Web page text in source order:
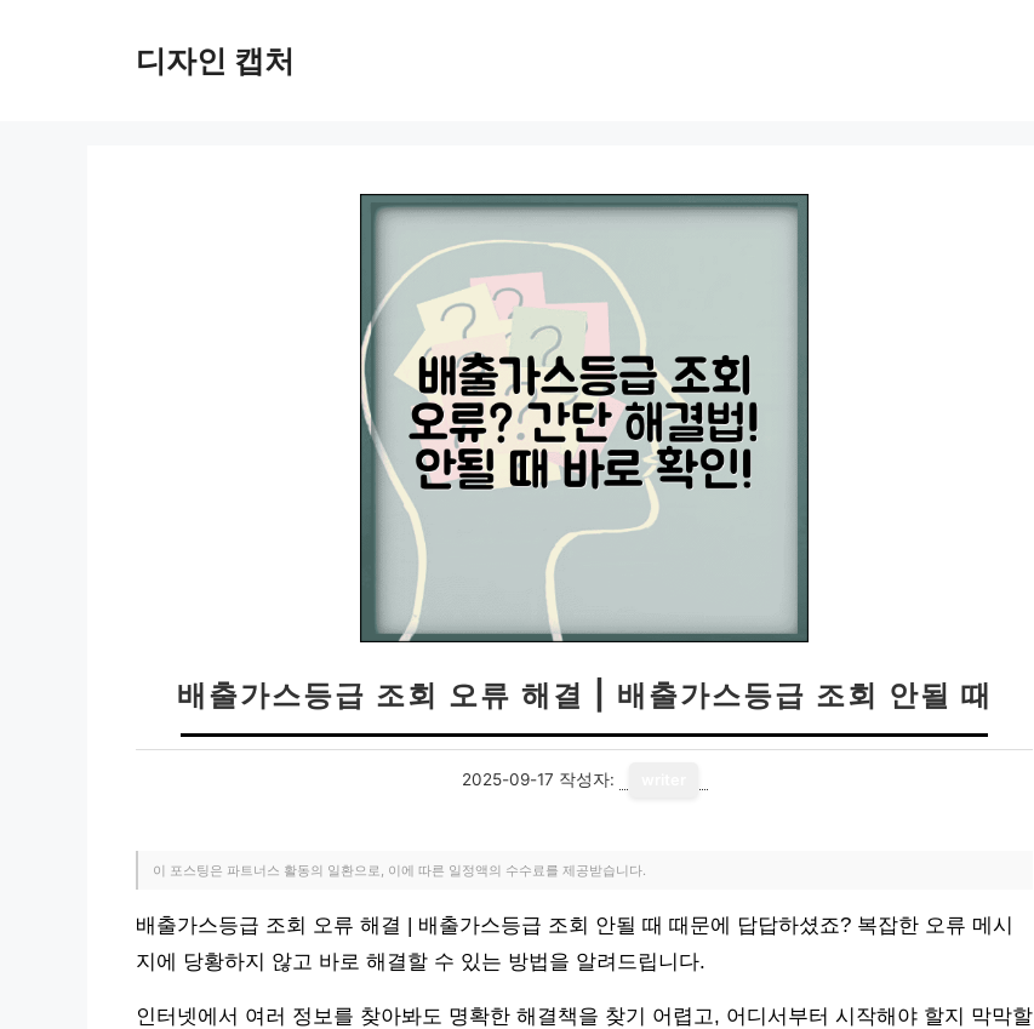
디자인 캡처
배출가스등급 조회 오류 해결 | 배출가스등급 조회 안될 때
2025-09-17 작성자:
이 포스팅은 파트너스 활동의 일환으로, 이에 따른 일정액의 수수료를 제공받습니다.
배출가스등급 조회 오류 해결 | 배출가스등급 조회 안될 때 때문에 답답하셨죠? 복잡한 오류 메시
지에 당황하지 않고 바로 해결할 수 있는 방법을 알려드립니다.
인터넷에서 여러 정보를 찾아봐도 명확한 해결책을 찾기 어렵고, 어디서부터 시작해야 할지 막막할